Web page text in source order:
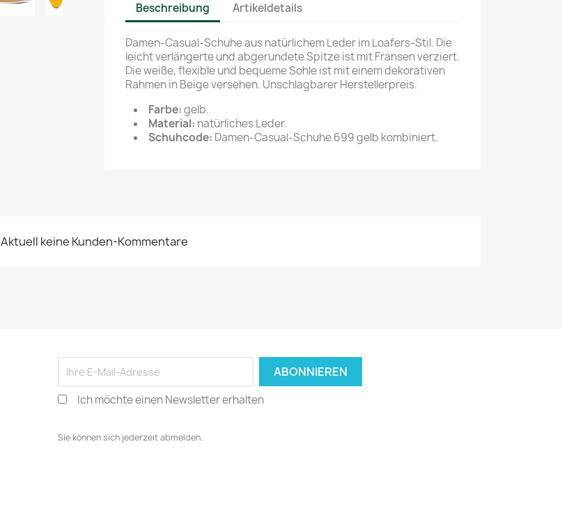
Beschreibung Artikeldetails
Damen-Casual-Schuhe aus natürlichem Leder im Loafers-Stil. Die
leicht verlängerte und abgerundete Spitze ist mit Fransen verziert.
Die weiße, flexible und bequeme Sohle ist mit einem dekorativen
Rahmen in Beige versehen. Unschlagbarer Herstellerpreis.
Farbe:gelb.
Material: natürliches Leder.
Schuhcode: Damen-Casual-Schuhe 699 gelb kombiniert.
Aktuell keine Kunden-Kommentare
Ich möchte einen Newsletter erhalten
Sie können sich jederzeit abmelden.